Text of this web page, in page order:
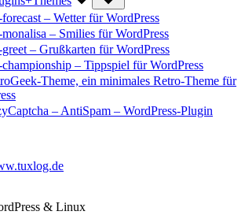
– Wetter für WordPress
– Smilies für WordPress
– Grußkarten für WordPress
– Tippspiel für WordPress
Theme, ein minimales Retro-Theme für
– AntiSpam – WordPress-Plugin
& Linux